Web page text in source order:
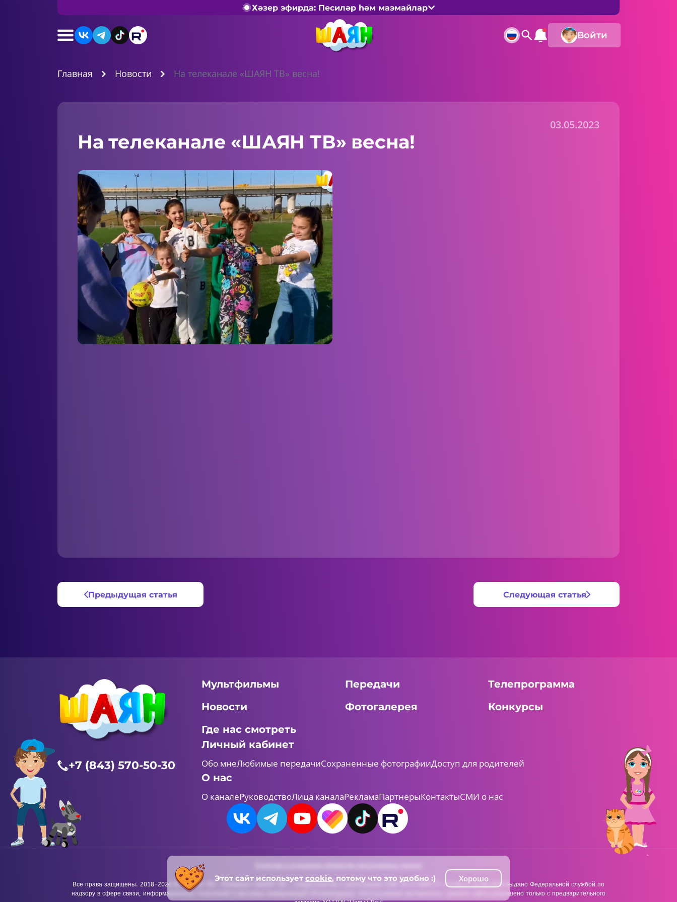
Хәзер эфирда: Песиләр һәм маэмайлар
Войти
Главная Новости На телеканале «ШАЯН ТВ» весна!
03.05.2023
На телеканале «ШАЯН ТВ» весна!
Предыдущая статья Следующая статья
+7 (843) 570-50-30
Мультфильмы Передачи
Телепрограмма
Новости
Фотогалерея
Конкурсы
Где нас смотреть
Личный кабинет
Обо мнеЛюбимые передачиСохраненные фотографииДоступ для родителей
О нас
О каналеРуководствоЛица каналаРекламаПартнерыКонтактыСМИ о нас
Все права защищены. 2018-2026 © «ШАЯН ТВ». Телеканал «ШАЯН ТВ» , Свидетельство о регистрации СМИ Эл-Л №ФС77-73138 от 22.06.2018 выдано Федеральной службой по
надзору в сфере связи, информационных технологий и массовых коммуникаций (Роскомнадзор). Использование материалов с данного сайта разрешено только с предварительного
Этот сайт использует cookie, потому что это удобно :) Хорошо